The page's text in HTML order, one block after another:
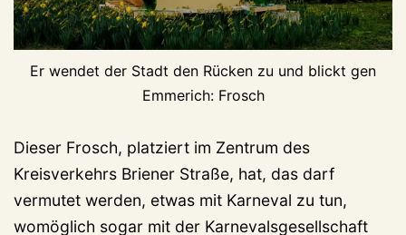
Er wendet der Stadt den Rücken zu und blickt gen
Emmerich: Frosch
Dieser Frosch, platziert im Zentrum des
Kreisverkehrs Briener Straße, hat, das darf
vermutet werden, etwas mit Karneval zu tun,
womöglich sogar mit der Karnevalsgesellschaft